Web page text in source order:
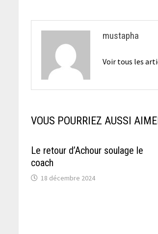
mustapha
Voir tous les
VOUS POURRIEZ AUSSI
Le retour d’Achour soulage le
coach
18 décembre 2024